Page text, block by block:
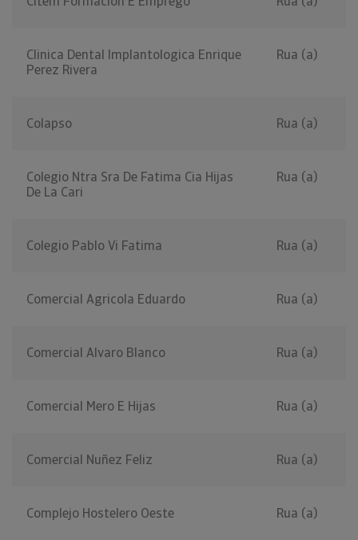
Clinica Dental Implantologica Enrique
Perez Rivera
Rua (a)
Colapso Rua (a)
Colegio Ntra Sra De Fatima Cia Hijas
De La Cari
Rua (a)
Colegio Pablo Vi Fatima Rua (a)
Comercial Agricola Eduardo Rua (a)
Comercial Alvaro Blanco Rua (a)
Comercial Mero E Hijas Rua (a)
Comercial Nuñez Feliz Rua (a)
Complejo Hostelero Oeste Rua (a)